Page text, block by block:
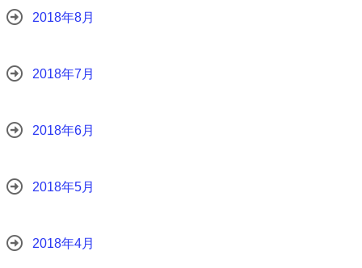
2018年8月
2018年7月
2018年6月
2018年5月
2018年4月